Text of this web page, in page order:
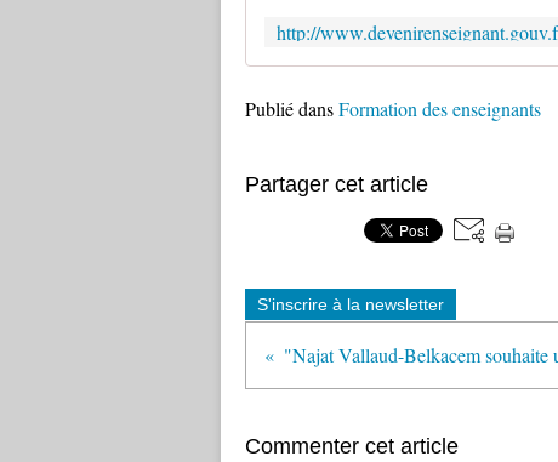
Publié dansFormation des enseignants
Partager cet article
S'inscrire à la newsletter
Commenter cet article